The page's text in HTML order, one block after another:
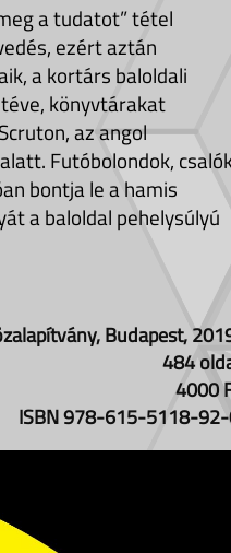
a tudatot” tétel
ezért aztán
a kortárs baloldali
könyvtárakat
az angol
Futóbolondok,
bontja le a hamis
a baloldal pehelysúlyú
Budapest,
484
4000
ISBN 978-615-5118-